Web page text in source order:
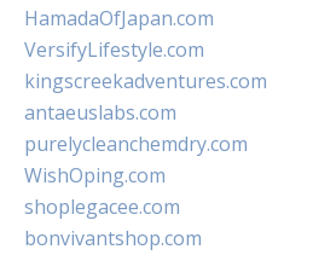
HamadaOfJapan.com
VersifyLifestyle.com
kingscreekadventures.com
antaeuslabs.com
purelycleanchemdry.com
WishOping.com
shoplegacee.com
bonvivantshop.com